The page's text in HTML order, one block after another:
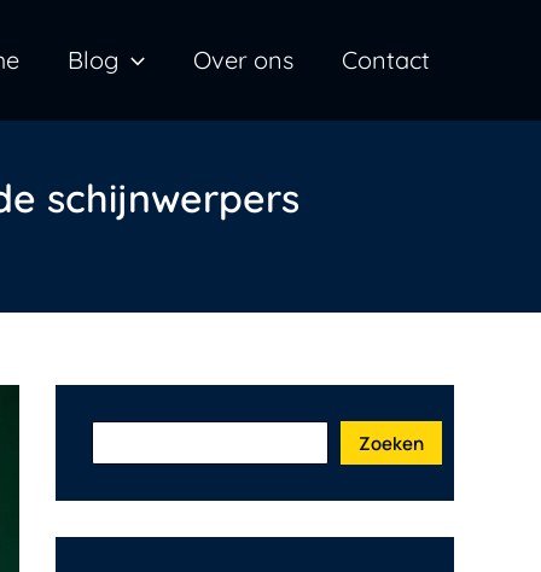
Blog Over ons Contact
schijnwerpers
o
n
Zoeken